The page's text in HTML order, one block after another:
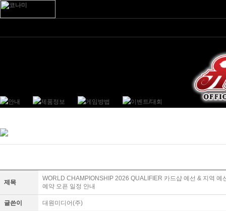
제목
WORLD CHAMPIONSHIP 2026 QUALIFIER 카드샵 예선 & 지역 예
예약 오픈 일정 안내
글쓴이 대원미디어(주)